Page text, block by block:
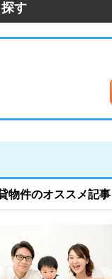
す
物件のオススメ記事